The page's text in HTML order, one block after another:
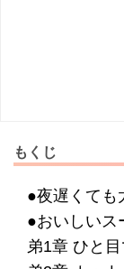
もくじ
●夜遅くても
●おいしいス
弟1章 ひと